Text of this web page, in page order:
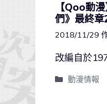
【Qoo動
們》最終
2018/11/29
改編自於
動漫情報